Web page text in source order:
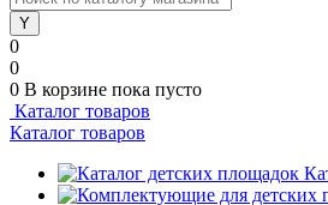
0
0
0 В корзине пока пусто
Каталог товаров
Каталог товаров